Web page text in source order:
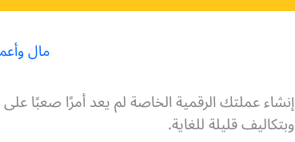
مال
إنشاء عملتك الرقمية الخاصة لم يعد أمرًا صعبًا
وبتكاليف قليلة للغاية.